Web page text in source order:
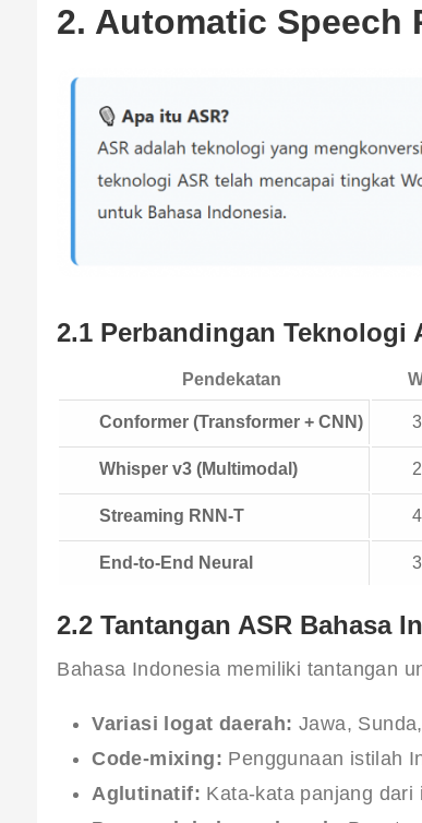
2. Automatic Speech
2.1 Perbandingan Teknologi
Pendekatan
Conformer (Transformer + CNN)
Whisper v3 (Multimodal)
Streaming RNN-T
End-to-End Neural
2.2 Tantangan ASR Bahasa
Bahasa Indonesia memiliki tantangan
Variasi logat daerah: Jawa,
Code-mixing: Penggunaan istilah
Aglutinatif: Kata-kata panjang dari